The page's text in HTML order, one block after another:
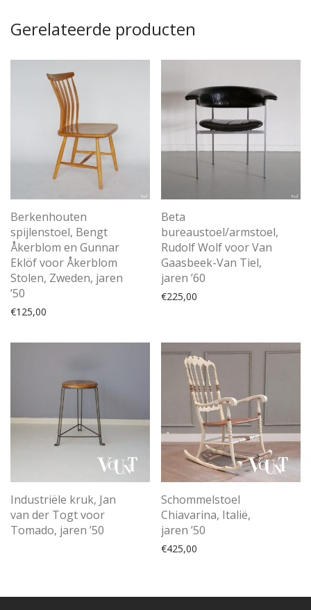
Gerelateerde producten
Berkenhouten
spijlenstoel, Bengt
Åkerblom en Gunnar
Eklöf voor Åkerblom
Stolen, Zweden, jaren
’50
€125,00
Beta
bureaustoel/armstoel,
Rudolf Wolf voor Van
Gaasbeek-Van Tiel,
jaren ’60
€225,00
Industriële kruk, Jan
van der Togt voor
Tomado, jaren ’50
Schommelstoel
Chiavarina, Italië,
jaren ’50
€425,00